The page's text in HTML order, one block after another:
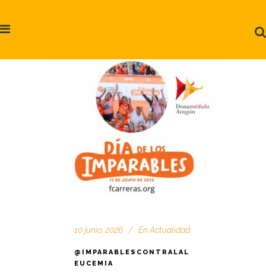
10 junio, 2026 En Actualidad
@IMPARABLESCONTRALAL
EUCEMIA